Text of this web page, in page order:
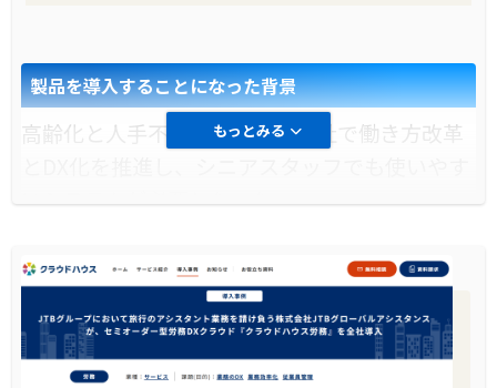
もっとみる
製品を導入することになった背景
高齢化と人手不足が進む中、全社で働き方改革
いシステムが必要となった。
導入前に企業が抱えていた課題
紙の書類による煩雑な手続きや保管、進捗の不
透明さが業務効率を低下させ、テレワークの導
入も困難だった。